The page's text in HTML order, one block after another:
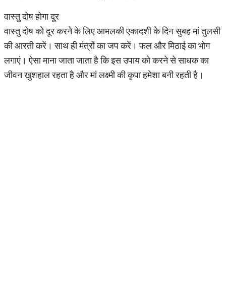
वास्तु दोष होगा दूर
वास्तु दोष को दूर करने के लिए आमलकी एकादशी के दिन सुबह मां तुलसी
की आरती करें। साथ ही मंत्रों का जप करें। फल और मिठाई का भोग
लगाएं। ऐसा माना जाता जाता है कि इस उपाय को करने से साधक का
जीवन खुशहाल रहता है और मां लक्ष्मी की कृपा हमेशा बनी रहती है।